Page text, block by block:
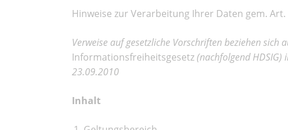
Hinweise zur Verarbeitung Ihrer Daten gem.
Verweise auf gesetzliche Vorschriften beziehen sich
Informationsfreiheitsgesetz(nachfolgend HDSIG)
23.09.2010
Inhalt